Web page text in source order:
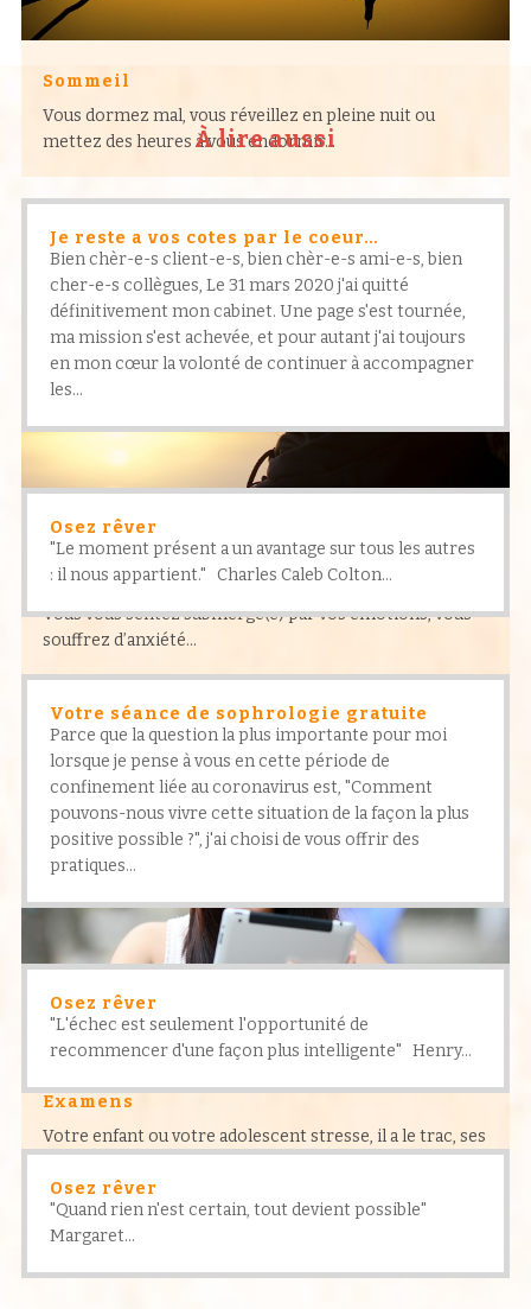
Sommeil
Vous dormez mal, vous réveillez en pleine nuit ou
mettez des heures à vous endormir…
Émotions, anxiété
Vous vous sentez submergé(e) par vos émotions, vous
souffrez d’anxiété…
Examens
Votre enfant ou votre adolescent stresse, il a le trac, ses
À lire aussi
Je reste a vos cotes par le coeur…
Bien chèr-e-s client-e-s, bien chèr-e-s ami-e-s, bien
cher-e-s collègues, Le 31 mars 2020 j'ai quitté
définitivement mon cabinet. Une page s'est tournée,
ma mission s'est achevée, et pour autant j'ai toujours
en mon cœur la volonté de continuer à accompagner
les...
Osez rêver
"Le moment présent a un avantage sur tous les autres
: il nous appartient." Charles Caleb Colton...
Votre séance de sophrologie gratuite
Parce que la question la plus importante pour moi
lorsque je pense à vous en cette période de
confinement liée au coronavirus est, "Comment
pouvons-nous vivre cette situation de la façon la plus
positive possible ?", j'ai choisi de vous offrir des
pratiques...
Osez rêver
"L'échec est seulement l'opportunité de
recommencer d'une façon plus intelligente" Henry...
Osez rêver
"Quand rien n'est certain, tout devient possible"
Margaret...